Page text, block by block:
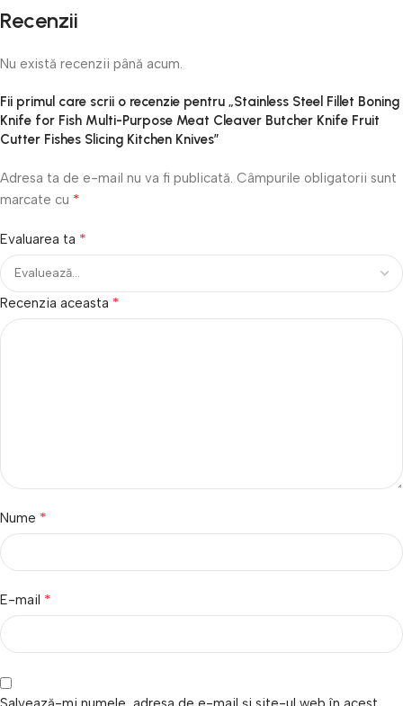
Recenzii
Nu există recenzii până acum.
Fii primul care scrii o recenzie pentru „Stainless Steel Fillet Boning
Knife for Fish Multi-Purpose Meat Cleaver Butcher Knife Fruit
Cutter Fishes Slicing Kitchen Knives”
Adresa ta de e-mail nu va fi publicată. Câmpurile obligatorii sunt
marcate cu *
Evaluarea ta *
Recenzia aceasta *
Nume *
E-mail *